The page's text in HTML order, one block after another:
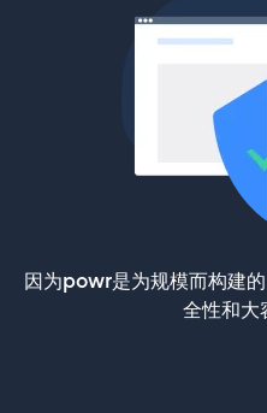
因为powr是为规模而构建
全性和大